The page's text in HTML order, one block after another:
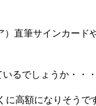
）直筆サインカード
るでしょうか・・
高額になりそうで